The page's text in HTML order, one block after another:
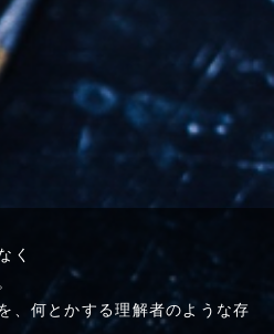
く
、何とかする理解者のような存